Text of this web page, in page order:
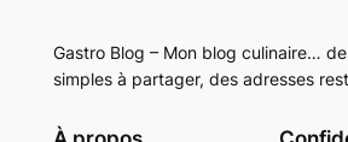
Gastro Blog – Mon blog culinaire…
simples à partager, des adresses